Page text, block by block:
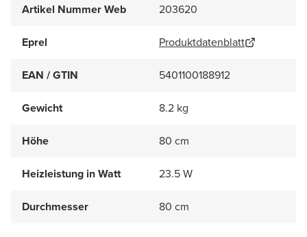
Artikel Nummer Web
203620
Eprel Produktdatenblatt
EAN / GTIN 5401100188912
Gewicht 8.2 kg
Höhe 80 cm
Heizleistung in Watt 23.5 W
Durchmesser 80 cm